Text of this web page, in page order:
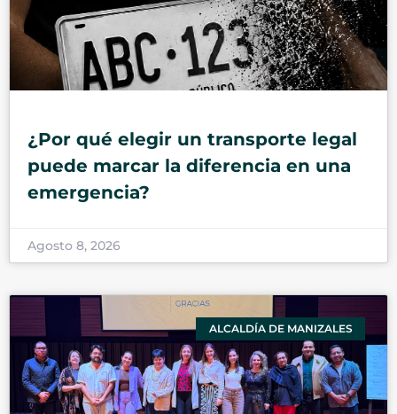
¿Por qué elegir un transporte legal
puede marcar la diferencia en una
emergencia?
Agosto 8, 2026
ALCALDÍA DE MANIZALES